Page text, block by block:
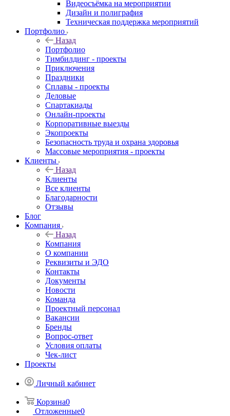
Видеосъёмка на мероприятии
Дизайн и полиграфия
Техническая поддержка мероприятий
Портфолио
Назад
Портфолио
Тимбилдинг - проекты
Приключения
Праздники
Сплавы - проекты
Деловые
Спартакиады
Онлайн-проекты
Корпоративные выезды
Экопроекты
Безопасность труда и охрана здоровья
Массовые мероприятия - проекты
Клиенты
Назад
Клиенты
Все клиенты
Благодарности
Отзывы
Блог
Компания
Назад
Компания
О компании
Реквизиты и ЭДО
Контакты
Документы
Новости
Команда
Проектный персонал
Вакансии
Бренды
Вопрос-ответ
Условия оплаты
Чек-лист
Проекты
Личный кабинет
Корзина0
Отложенные0